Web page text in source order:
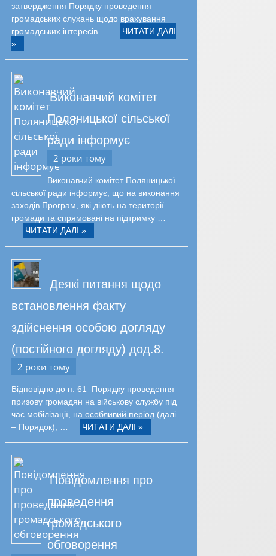
затвердження Порядку проведення
громадських слухань щодо врахування
громадських інтересів …
ЧИТАТИ ДАЛІ
»
Виконавчий комітет
Поляницької сільської
ради інформує
2 роки тому
Виконавчий комітет Поляницької
сільської ради інформує, що на виконання
заходів Програм, які діють на території
громади та спрямовані на підтримку …
ЧИТАТИ ДАЛІ »
Деякі питання щодо
встановлення факту
здійснення особою догляду
(постійного догляду) дод.8.
2 роки тому
Відповідно до п. 61 Порядку проведення
призову громадян на військову службу під
час мобілізації, на особливий період (далі
– Порядок), …
ЧИТАТИ ДАЛІ »
Повідомлення про
проведення
громадського
обговорення